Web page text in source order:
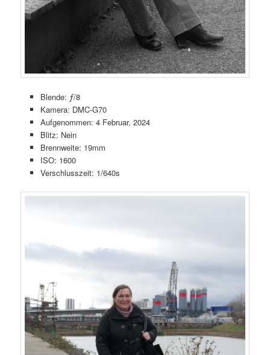
Blende: ƒ/8
Kamera: DMC-G70
Aufgenommen: 4 Februar, 2024
Blitz: Nein
Brennweite: 19mm
ISO: 1600
Verschlusszeit: 1/640s